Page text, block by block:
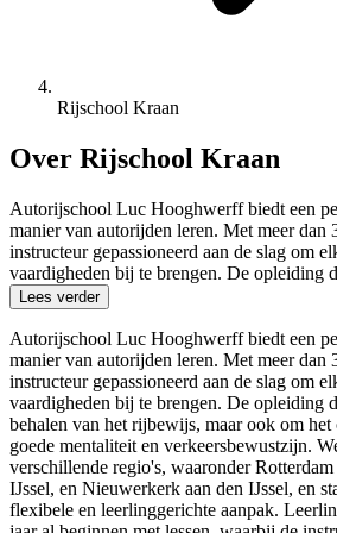
Rijschool Kraan
Over Rijschool Kraan
Autorijschool Luc Hooghwerff biedt een
manier van autorijden leren. Met meer dan
instructeur gepassioneerd aan de slag om
vaardigheden bij te brengen. De opleiding
Lees verder
Autorijschool Luc Hooghwerff biedt een
manier van autorijden leren. Met meer dan
instructeur gepassioneerd aan de slag om
vaardigheden bij te brengen. De opleiding
behalen van het rijbewijs, maar ook om
goede mentaliteit en verkeersbewustzijn.
verschillende regio's, waaronder
IJssel, en Nieuwerkerk aan den IJssel, en
flexibele en leerlinggerichte aanpak.